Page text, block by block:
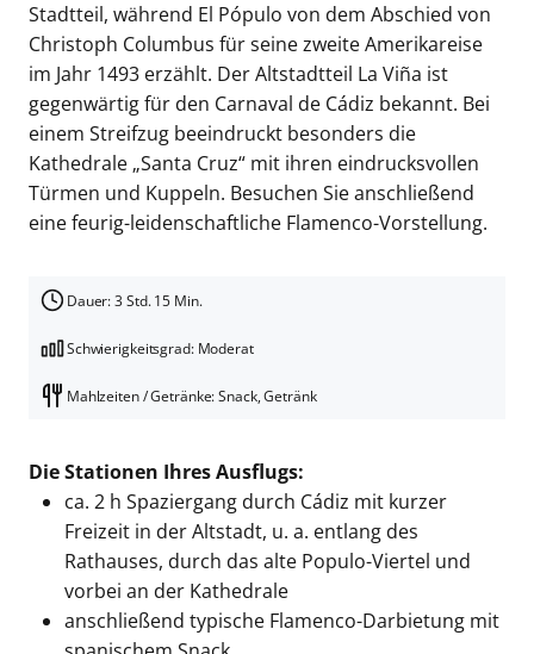
Stadtteil, während El Pópulo von dem Abschied von
Christoph Columbus für seine zweite Amerikareise
im Jahr 1493 erzählt. Der Altstadtteil La Viña ist
gegenwärtig für den Carnaval de Cádiz bekannt. Bei
einem Streifzug beeindruckt besonders die
Kathedrale „Santa Cruz“ mit ihren eindrucksvollen
Türmen und Kuppeln. Besuchen Sie anschließend
eine feurig-leidenschaftliche Flamenco-Vorstellung.
Dauer: 3 Std. 15 Min.
Schwierigkeitsgrad: Moderat
Mahlzeiten / Getränke: Snack, Getränk
Die Stationen Ihres Ausflugs:
ca. 2 h Spaziergang durch Cádiz mit kurzer
Freizeit in der Altstadt, u. a. entlang des
Rathauses, durch das alte Populo-Viertel und
vorbei an der Kathedrale
anschließend typische Flamenco-Darbietung mit